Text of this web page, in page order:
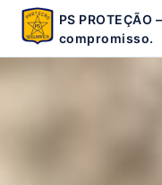
PS
compromisso.